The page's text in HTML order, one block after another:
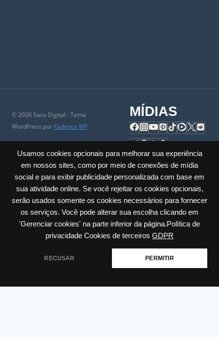
Usamos cookies opcionais para melhorar sua experiência
em nossos sites, como por meio de conexões de mídia
social e para exibir publicidade personalizada com base em
sua atividade online. Se você rejeitar os cookies opcionais,
serão usados somente os cookies necessários para fornecer
os serviços. Você pode alterar sua escolha clicando em
'Gerenciar cookies' na parte inferior da página.Política de
privacidade Cookies de terceiros GDPR
RECUSAR PERMITIR
© 2026 Saco Digital - Tema
WordPress por Kadence WP
MÍDIAS
Cadastrar Empresa|Conheça|Porque entrar no Saco Digital|
Comércio Local |Perguntas Frequentes|Universidade do
Comerciante|Parceiros |Trabalhe Conosco|Ajuda|Contato & SAC
|Mapa do Site| Sobre
Privacidade |Cookies| Termos|Políticas|Acessibilidade
Carlos Barbosa / RS – Júlio de Castilhos, 285 – Sala: 23 Centro | CNPJ: